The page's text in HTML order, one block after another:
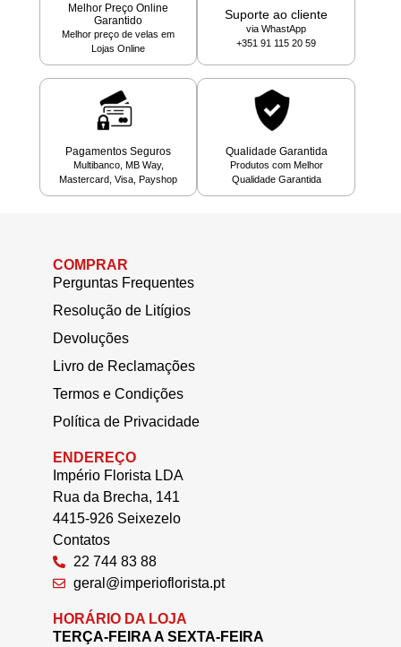
Melhor Preço Online
Garantido
Melhor preço de velas em
Lojas Online
Suporte ao cliente
via WhastApp
+351 91 115 20 59
Pagamentos Seguros
Multibanco, MB Way,
Mastercard, Visa, Payshop
Qualidade Garantida
Produtos com Melhor
Qualidade Garantida
COMPRAR
Perguntas Frequentes
Resolução de Litígios
Devoluções
Livro de Reclamações
Termos e Condições
Política de Privacidade
ENDEREÇO
Império Florista LDA
Rua da Brecha, 141
4415-926 Seixezelo
Contatos
22 744 83 88
geral@imperioflorista.pt
HORÁRIO DA LOJA
TERÇA-FEIRA A SEXTA-FEIRA